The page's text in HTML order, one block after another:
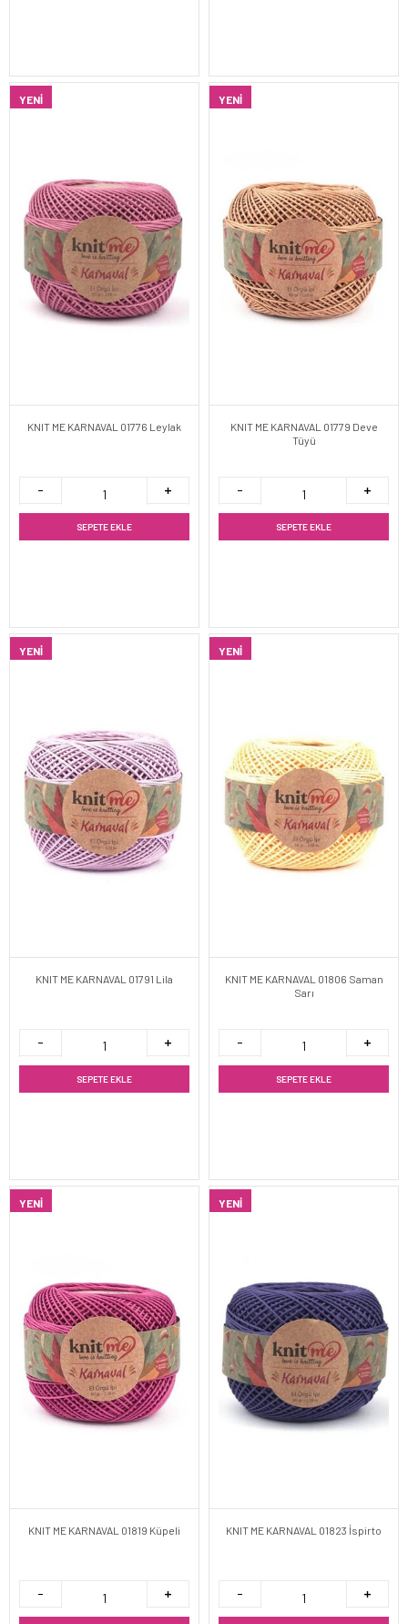
YENI
KNIT ME KARNAVAL 01776 Leylak
SEPETE EKLE
YENI
KNIT ME KARNAVAL 01779 Deve
Tüyü
SEPETE EKLE
YENI
KNIT ME KARNAVAL 01791 Lila
SEPETE EKLE
YENI
KNIT ME KARNAVAL 01806 Saman
Sarı
SEPETE EKLE
YENI
KNIT ME KARNAVAL 01819 Küpeli
YENI
KNIT ME KARNAVAL 01823 İspirto